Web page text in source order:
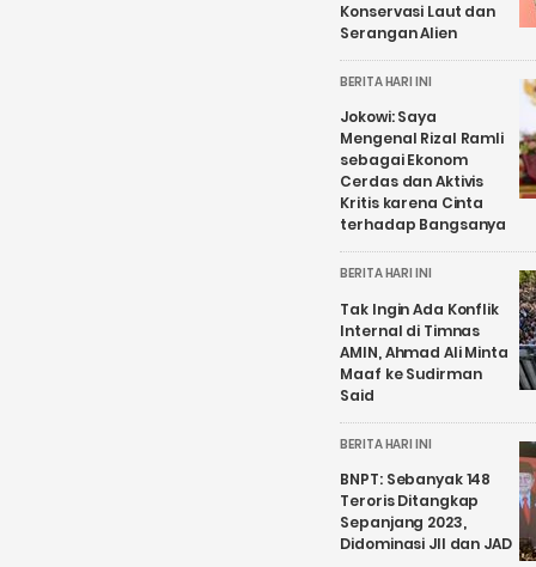
Konservasi Laut dan
Serangan Alien
BERITA HARI INI
Jokowi: Saya
Mengenal Rizal Ramli
sebagai Ekonom
Cerdas dan Aktivis
Kritis karena Cinta
terhadap Bangsanya
BERITA HARI INI
Tak Ingin Ada Konflik
Internal di Timnas
AMIN, Ahmad Ali Minta
Maaf ke Sudirman
Said
BERITA HARI INI
BNPT: Sebanyak 148
Teroris Ditangkap
Sepanjang 2023,
Didominasi JII dan JAD